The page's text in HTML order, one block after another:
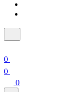
0
0
0